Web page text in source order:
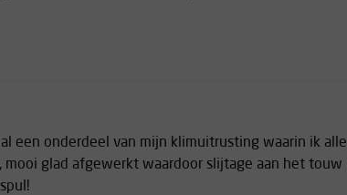
een onderdeel van mijn klimuitrusting waarin ik alle
mooi glad afgewerkt waardoor slijtage aan het touw